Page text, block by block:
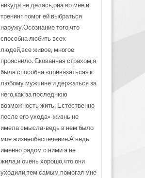
никуда не делась,она во мне и
тренинг помог ей выбраться
наружу.Осознание того,что
способна любить всех
людей,все живое, многое
прояснило. Скованная страхом,я
была способна «привязаться» к
любому мужчине и держаться за
него,как за последнюю
возможность жить. Естественно
после его ухода»-жизнь не
имела смысла-ведь в нем было
мое жизнеобеспечение.А ведь
именно рядом с ними я не
жила,и очень хорошо,что они
уходили,тем самым помогая мне